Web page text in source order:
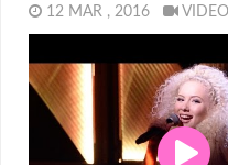
12 MAR , 2016 VIDEO